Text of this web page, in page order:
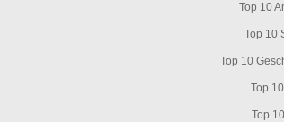
Top 10
Top 10
Top 10
Top
Top